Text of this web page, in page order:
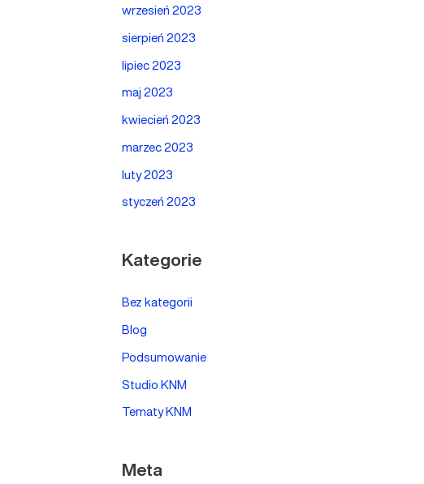
wrzesień 2023
sierpień 2023
lipiec 2023
maj 2023
kwiecień 2023
marzec 2023
luty 2023
styczeń 2023
Kategorie
Bez kategorii
Blog
Podsumowanie
Studio KNM
Tematy KNM
Meta